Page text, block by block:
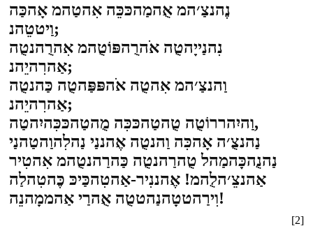
נֶהנצַ׳המ אֻהמַהכּכֵּה אִהטַהמ אָהכַּה
וַיטטֵהנ;
נִהנַייָהטֻה אֹהרֻהפּוֹטֻהמ אִהרֻהנטֻה
אַהרִהיֵהנ;
וַהנצַ׳המ אִהטֻה אֹהפּפַּהטֻה כַּהנטֻה
אַהרִהיֵהנ;
וַהיִהררוֹטֻה טֻהטַהכּכִּה מֻהטַהכּכִּהיִהטַה,
נַהנצֻ׳ה אָהכִּה וַהנטֻה אֶהננַי נַהלִהוַהטַהנַי
נַהנֻהכָּהמַהל טֻהרַהנטֻה כַּהרַהנטֻהמ אִהטִיר
אַהנצֵ׳הלֻהמ! אֶהננִיר-אַהטִהכַּיכּ כֶּהטִהלַה
וִירַהטטָהנַהטטֻה אֻהרַי אַהממָהנֵה!
[2]